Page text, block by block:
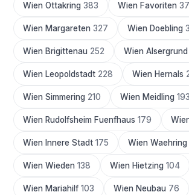
Wien Ottakring 383 Wien Favoriten
Wien Margareten 327 Wien Doebling
Wien Brigittenau 252 Wien Alsergrund
Wien Leopoldstadt 228 Wien Hernals
Wien Simmering 210 Wien Meidling 193
Wien Rudolfsheim Fuenfhaus 179
Wien Innere Stadt 175 Wien Waehring
Wien Wieden 138 Wien Hietzing 104
Wien Mariahilf 103 Wien Neubau 76